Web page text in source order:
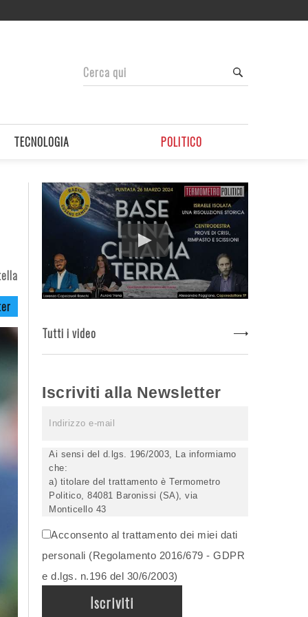
TECNOLOGIA POLITICO
Tutti i video
Iscriviti alla Newsletter
Ai sensi del d.lgs. 196/2003, La informiamo
che:
a) titolare del trattamento è Termometro
Politico, 84081 Baronissi (SA), via
Monticello 43
elettronicamente) soltanto dagli incaricati
autorizzati, esclusivamente per dare corso
all'invio della newsletter e per l'invio (anche
via email) di informazioni relative alle
c) la comunicazione dei dati è facoltativa,
Acconsento al trattamento dei miei dati
personali (Regolamento 2016/679 - GDPR
e d.lgs. n.196 del 30/6/2003)